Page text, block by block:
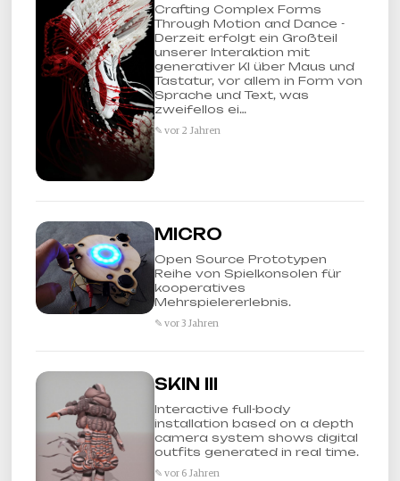
Crafting Complex Forms
Through Motion and Dance -
Derzeit erfolgt ein Großteil
unserer Interaktion mit
generativer KI über Maus und
Tastatur, vor allem in Form von
Sprache und Text, was
zweifellos ei…
✎ vor 2 Jahren
MICRO
Open Source Prototypen
Reihe von Spielkonsolen für
kooperatives
Mehrspielererlebnis.
✎ vor 3 Jahren
SKIN III
Interactive full-body
installation based on a depth
camera system shows digital
outfits generated in real time.
✎ vor 6 Jahren